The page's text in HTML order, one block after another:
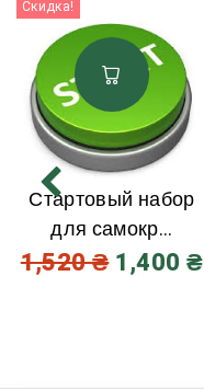
Скидка!
Стартовый набор
для самокр...
1,520₴ 1,400 ₴